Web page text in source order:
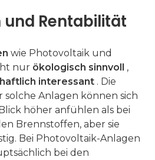
und Rentabilität
wie Photovoltaik und
nur ökologisch sinnvoll ,
interessant . Die
solche Anlagen können sich
höher anfühlen als bei
Brennstoffen, aber sie
Bei Photovoltaik-Anlagen
bei den